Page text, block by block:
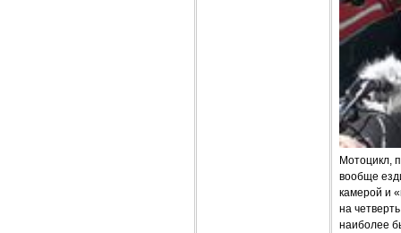
Мотоцикл,
вообще
камерой и
на
наиболее